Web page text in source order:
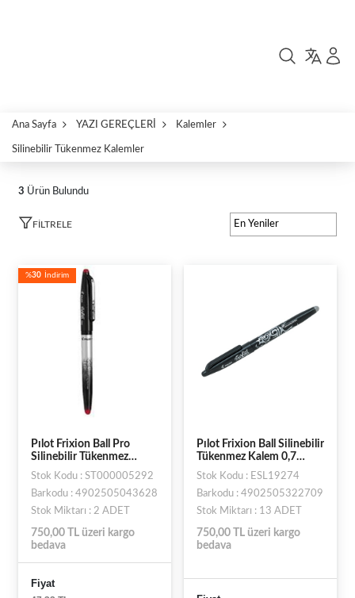
Ana Sayfa YAZI GEREÇLERİ Kalemler
Silinebilir Tükenmez Kalemler
3 Ürün Bulundu
FILTRELE
%30 İndirim
Pılot Frixion Ball Pro
Silinebilir Tükenmez
Kalem 0,7 Kırmızı
Stok Kodu : ST000005292
Barkodu : 4902505043628
Stok Miktarı : 2 ADET
750,00 TL üzeri kargo
bedava
Fiyat
Pılot Frixion Ball Silinebilir
Tükenmez Kalem 0,7
Siyah
Stok Kodu : ESL19274
Barkodu : 4902505322709
Stok Miktarı : 13 ADET
750,00 TL üzeri kargo
bedava